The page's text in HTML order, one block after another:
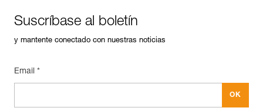
Suscríbase al boletín
y mantente conectado con nuestras noticias
Email *